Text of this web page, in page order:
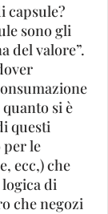
capsule?
sono gli
del valore”.
quanto si è
questi
per le
ecc,) che
di
che negozi